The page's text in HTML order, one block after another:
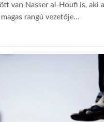
van Nasser al-Houfi is, aki
rangú vezetője…